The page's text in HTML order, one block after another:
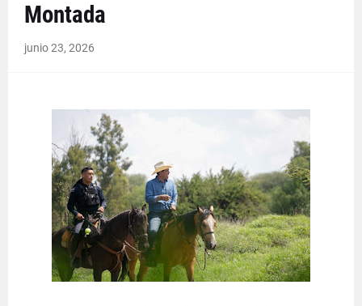
Montada
junio 23, 2026